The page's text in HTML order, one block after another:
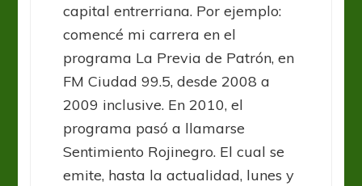
capital entrerriana. Por ejemplo:
comencé mi carrera en el
programa La Previa de Patrón, en
FM Ciudad 99.5, desde 2008 a
2009 inclusive. En 2010, el
programa pasó a llamarse
Sentimiento Rojinegro. El cual se
emite, hasta la actualidad, lunes y